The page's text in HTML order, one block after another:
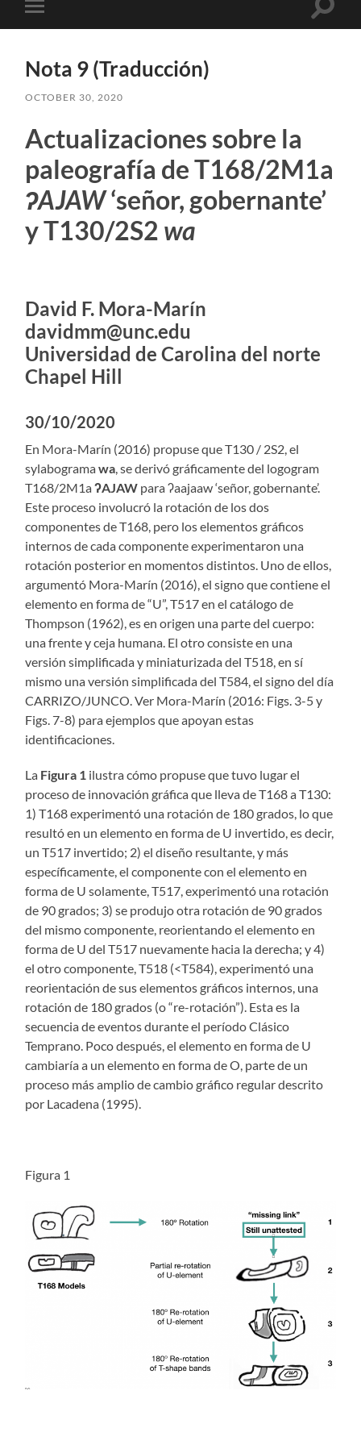
Toggle
mobile
Toggle
Nota 9 (Traducción)
OCTOBER 30, 2020
Actualizaciones sobre la
paleografía de T168/2M1a
ʔAJAW‘señor, gobernante’
y T130/2S2 wa
David F. Mora-Marín
davidmm@unc.edu
Universidad de Carolina del norte
Chapel Hill
30/10/2020
En Mora-Marín (2016) propuse que T130 / 2S2, el
sylabogramawa , se derivó gráficamente del logogram
T168/2M1aʔAJAW para ʔaajaaw ‘señor, gobernante’.
Este proceso involucró la rotación de los dos
componentes de T168, pero los elementos gráficos
internos de cada componente experimentaron una
rotación posterior en momentos distintos. Uno de ellos,
argumentó Mora-Marín (2016), el signo que contiene el
elemento en forma de “U”, T517 en el catálogo de
Thompson (1962), es en origen una parte del cuerpo:
una frente y ceja humana. El otro consiste en una
versión simplificada y miniaturizada del T518, en sí
mismo una versión simplificada del T584, el signo del día
CARRIZO/JUNCO. Ver Mora-Marín (2016: Figs. 3-5 y
Figs. 7-8) para ejemplos que apoyan estas
identificaciones.
La Figura 1 ilustra cómo propuse que tuvo lugar el
proceso de innovación gráfica que lleva de T168 a T130:
1) T168 experimentó una rotación de 180 grados, lo que
resultó en un elemento en forma de U invertido, es decir,
un T517 invertido; 2) el diseño resultante, y más
específicamente, el componente con el elemento en
forma de U solamente, T517, experimentó una rotación
de 90 grados; 3) se produjo otra rotación de 90 grados
del mismo componente, reorientando el elemento en
forma de U del T517 nuevamente hacia la derecha; y 4)
el otro componente, T518 (<T584), experimentó una
reorientación de sus elementos gráficos internos, una
rotación de 180 grados (o “re-rotación”). Esta es la
secuencia de eventos durante el período Clásico
Temprano. Poco después, el elemento en forma de U
cambiaría a un elemento en forma de O, parte de un
proceso más amplio de cambio gráfico regular descrito
por Lacadena (1995).
Figura 1